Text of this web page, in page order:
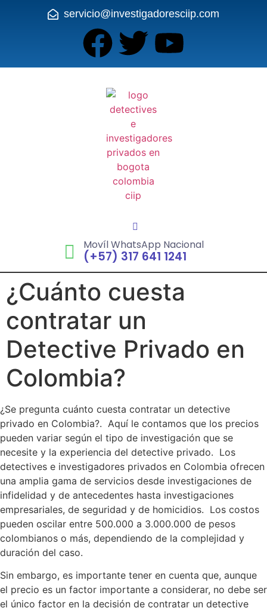
servicio@investigadoresciip.com
Movíl WhatsApp Nacional
(+57) 317 641 1241
¿Cuánto cuesta
contratar un
Detective Privado en
Colombia?
¿Se pregunta cuánto cuesta contratar un detective
privado en Colombia?. Aquí le contamos que los precios
pueden variar según el tipo de investigación que se
necesite y la experiencia del detective privado. Los
detectives e investigadores privados en Colombia ofrecen
una amplia gama de servicios desde investigaciones de
infidelidad y de antecedentes hasta investigaciones
empresariales, de seguridad y de homicidios. Los costos
pueden oscilar entre 500.000 a 3.000.000 de pesos
colombianos o más, dependiendo de la complejidad y
duración del caso.
Sin embargo, es importante tener en cuenta que, aunque
el precio es un factor importante a considerar, no debe ser
el único factor en la decisión de contratar un detective